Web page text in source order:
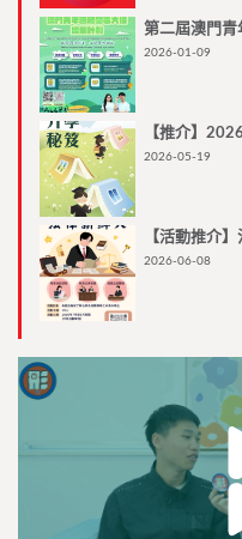
第二屆澳門青
2026-01-09
【推介】
2026-05-19
【活動推介
2026-06-08